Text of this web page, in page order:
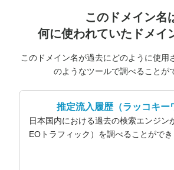
このドメイン名
何に使われていたドメイ
このドメイン名が過去にどのように使用
のようなツールで調べることが
推定流入履歴（ラッコキー
日本国内における過去の検索エンジン
EOトラフィック）を調べることがで